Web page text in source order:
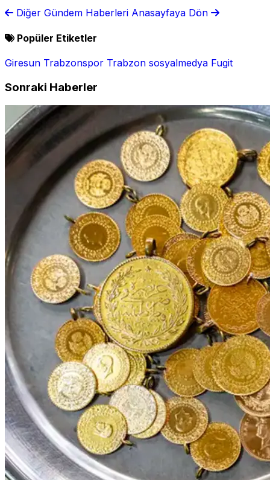
Diğer Gündem Haberleri Anasayfaya Dön
Popüler Etiketler
Giresun Trabzonspor Trabzon sosyalmedya Fugit
Sonraki Haberler